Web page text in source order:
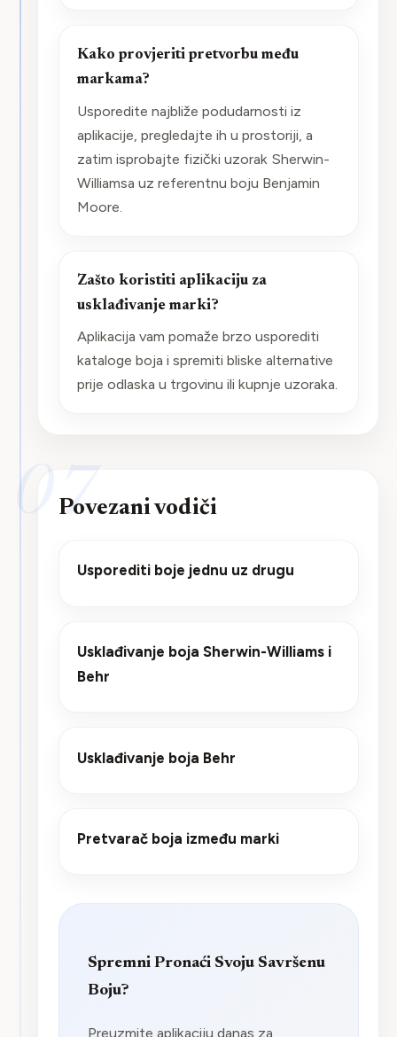
Kako provjeriti pretvorbu među
markama?
Usporedite najbliže podudarnosti iz
aplikacije, pregledajte ih u prostoriji, a
zatim isprobajte fizički uzorak Sherwin-
Williamsa uz referentnu boju Benjamin
Moore.
Zašto koristiti aplikaciju za
usklađivanje marki?
Aplikacija vam pomaže brzo usporediti
kataloge boja i spremiti bliske alternative
prije odlaska u trgovinu ili kupnje uzoraka.
07
Povezani vodiči
Usporediti boje jednu uz drugu
Usklađivanje boja Sherwin-Williams i
Behr
Usklađivanje boja Behr
Pretvarač boja između marki
Spremni Pronaći Svoju Savršenu
Boju?
Preuzmite aplikaciju danas za